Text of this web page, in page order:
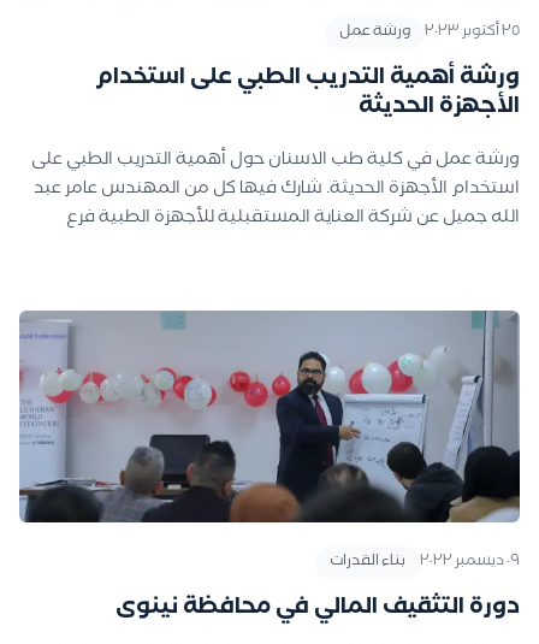
٢٥ أكتوبر ٢٠٢٣ ورشة عمل
ورشة أهمية التدريب الطبي على استخدام
الأجهزة الحديثة
ورشة عمل في كلية طب الاسنان حول أهمية التدريب الطبي على
استخدام الأجهزة الحديثة. شارك فيها كل من المهندس عامر عبد
الله جميل عن شركة العناية المستقبلية للأجهزة الطبية فرع
التقنية الشمالية، وقد تناولت الورشة أبرز التحديات التي تواجه
استخدام الأجهزة الحديثة في العلاج الطبي، وأهمية زيادة استخدام
الأجهزة الحديثة في العلاج الطبي من قبل الاطباء، والعمل على
توفير التدريب على الأجهزة الطبية الحديثة، بالإضافة إلى الاستثمار
في شراء الأجهزة الطبية الحديثة وتوفير الخدمات الضرورية
المرافقة لاستخدام الأجهزة الطبية الحديثة، حيث أوصى
المشاركون بضرورة إلزام شركات الأجهزة الطبية بتدريب الأطباء على
استعمال الأجهزة الحديثة ضمن أي عقد لتجهيز المؤسسات
حديثة تستعمل في تدريس الطلبة وتدريبهم.
٠٩ ديسمبر ٢٠٢٢ بناء القدرات
دورة التثقيف المالي في محافظة نينوى